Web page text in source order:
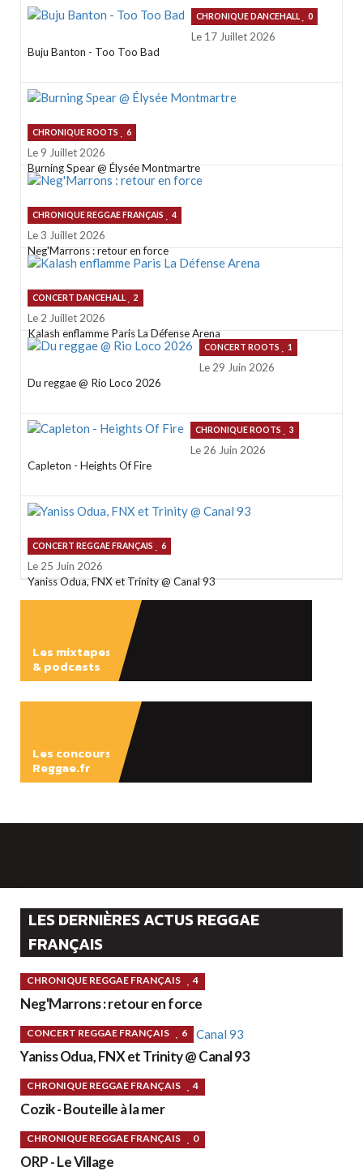
CHRONIQUE DANCEHALL 0
Le 17 Juillet 2026
Buju Banton - Too Too Bad
CHRONIQUE ROOTS 6
Le 9 Juillet 2026
Burning Spear @ Élysée Montmartre
CHRONIQUE REGGAE FRANÇAIS 4
Le 3 Juillet 2026
Neg'Marrons : retour en force
CONCERT DANCEHALL 2
Le 2 Juillet 2026
Kalash enflamme Paris La Défense Arena
CONCERT ROOTS 1
Le 29 Juin 2026
Du reggae @ Rio Loco 2026
CHRONIQUE ROOTS 3
Le 26 Juin 2026
Capleton - Heights Of Fire
CONCERT REGGAE FRANÇAIS 6
Le 25 Juin 2026
Yaniss Odua, FNX et Trinity @ Canal 93
Les mixtapes
& podcasts
Les concours
Reggae.fr
LES DERNIÈRES ACTUS REGGAE
FRANÇAIS
CHRONIQUE REGGAE FRANÇAIS 4
Neg'Marrons : retour en force
CONCERT REGGAE FRANÇAIS 6
Yaniss Odua, FNX et Trinity @ Canal 93
CHRONIQUE REGGAE FRANÇAIS 4
Cozik - Bouteille à la mer
CHRONIQUE REGGAE FRANÇAIS 0
ORP - Le Village